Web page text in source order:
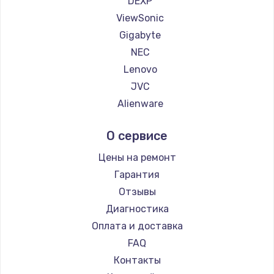
1260 руб.
Установка драйверов
725 руб.
Заказать
Заказать
Ремонт цепей питания
2500 руб.
Заказать
ViewSonic
Gigabyte
NEC
Lenovo
JVC
Alienware
Thunderobot
Hisense
АОС
Ardor
Machenike
iru
Titan Army
iFFALCON
О сервисе
Цены на ремонт
Гарантия
Отзывы
Диагностика
Оплата и доставка
FAQ
Контакты